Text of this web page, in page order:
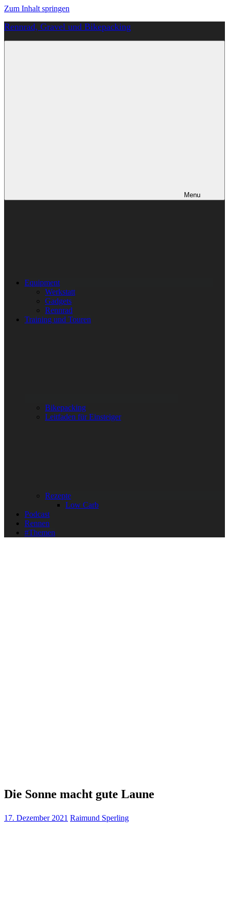
Zum Inhalt springen
Rennrad, Gravel und Bikepacking
Menu
Equipment
Werkstatt
Gadgets
Rennrad
Training und Touren
Bikepacking
Leitfaden für Einsteiger
Rezepte
Low Carb
Podcast
Rennen
#Themen
Die Sonne macht gute Laune
17. Dezember 2021 Raimund Sperling